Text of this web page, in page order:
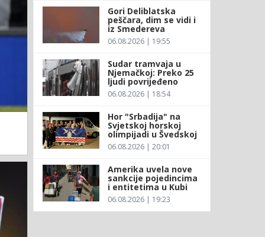
Gori Deliblatska
peščara, dim se vidi i
iz Smedereva
06.08.2026 | 19:55
Sudar tramvaja u
Njemačkoj: Preko 25
ljudi povrijeđeno
06.08.2026 | 18:54
Hor "Srbadija" na
Svjetskoj horskoj
olimpijadi u Švedskoj
06.08.2026 | 20:01
Amerika uvela nove
sankcije pojedincima
i entitetima u Kubi
06.08.2026 | 19:23